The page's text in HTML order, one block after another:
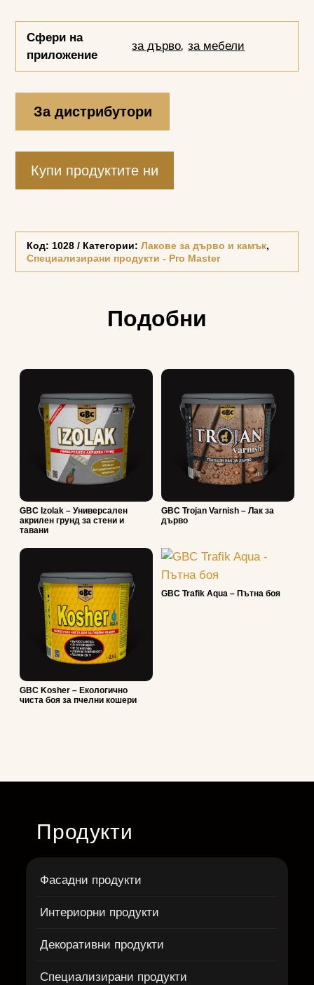
Сфери на
приложение
за дърво,за мебели
За дистрибутори
Купи продуктите ни
Код: 1028 Категории:Лакове за дърво и камък,
Специализирани продукти - Pro Master
Подобни
GBC Izolak – Универсален
акрилен грунд за стени и
тавани
GBC Trojan Varnish – Лак за
дърво
GBC Kosher – Екологично
чиста боя за пчелни кошери
GBC Trafik Aqua – Пътна боя
Продукти
Фасадни продукти
Интериорни продукти
Декоративни продукти
Специализирани продукти